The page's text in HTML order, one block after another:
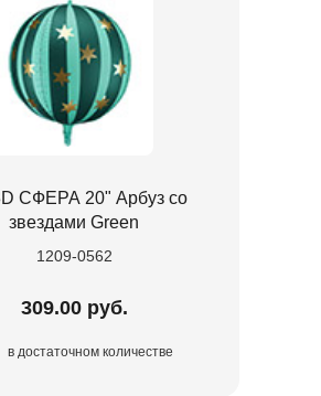
СФЕРА 20" Арбуз со
звездами Green
1209-0562
309.00 руб.
в достаточном количестве